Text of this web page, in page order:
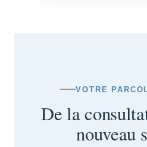
VOTRE
De la
nouveau